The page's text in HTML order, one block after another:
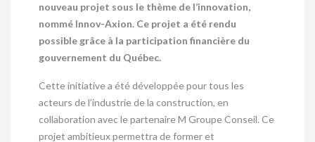
nouveau projet sous le thème de l’innovation,
nommé Innov-Axion. Ce projet a été rendu
possible grâce à la participation financière du
gouvernement du Québec.
Cette initiative a été développée pour tous les
acteurs de l’industrie de la construction, en
collaboration avec le partenaire M Groupe Conseil. Ce
projet ambitieux permettra de former et